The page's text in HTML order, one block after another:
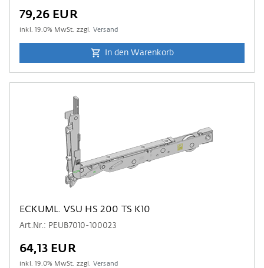
79,26 EUR
inkl.19.0% MwSt. zzgl. Versand
In den Warenkorb
ECKUML. VSU HS 200 TS K10
Art.Nr.: PEUB7010-100023
64,13 EUR
inkl.19.0% MwSt. zzgl. Versand